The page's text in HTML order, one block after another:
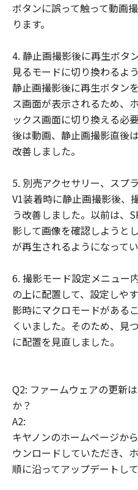
ボタンに誤って触って動画
ります。
4. 静止画撮影後に再生ボタ
見るモードに切り換わるよ
静止画撮影後に再生ボタン
ス画面が表示されるため、
ックス画面に切り換える必
後は動画、静止画撮影直後
改善しました。
5. 別売アクセサリー、スプ
V1装着時に静止画撮影後、
う改善しました。以前は、
影して画像を確認しようと
が再生されるようになってい
6. 撮影モード設定メニュー
の上に配置して、設定しや
影時にマクロモードがある
くいました。そのため、見
に配置を見直しました。
Q2: ファームウェアの更新
か？
A2:
キヤノンのホームページか
ウンロードしていただき、
順に沿ってアップデートし